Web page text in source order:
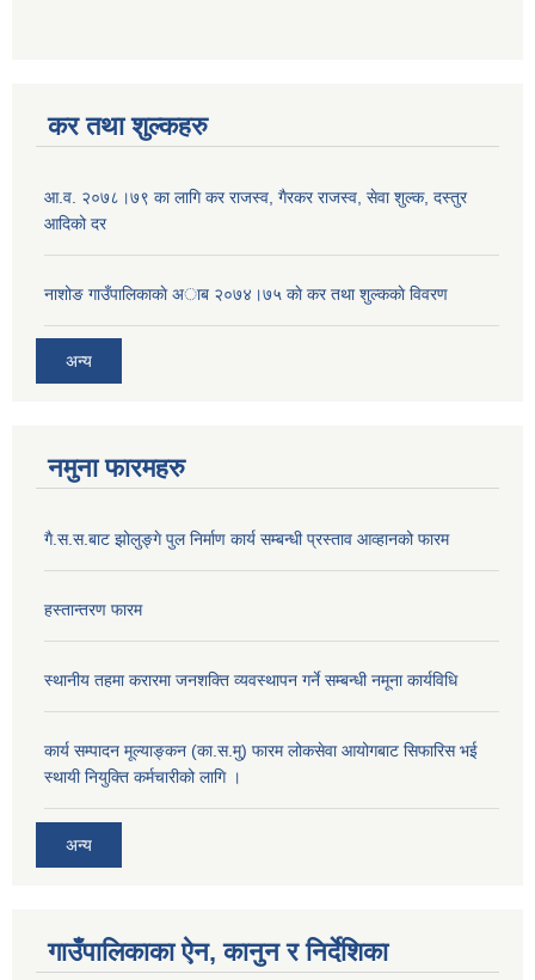
कर तथा शुल्कहरु
आ‍.व. २०७८।७९ का लागि कर राजस्व, गैरकर राजस्व, सेवा शुल्क, दस्तुर
आदिको दर
नाशोङ गाउँपालिकाकाे अा‍ब‍ २०७४।७५ काे कर तथा शुल्ककाे विवरण
अन्य
नमुना फारमहरु
गै.स.स.बाट झोलुङ्गे पुल निर्माण कार्य सम्बन्धी प्रस्ताव आव्हानको फारम
हस्तान्तरण फारम
स्थानीय तहमा करारमा जनशक्ति व्यवस्थापन गर्ने सम्बन्धी नमूना कार्यविधि
कार्य सम्पादन मूल्याङ्कन (का.स.मु) फारम लोकसेवा आयोगबाट सिफारिस भई
स्थायी नियुक्ति कर्मचारीको लागि ।
अन्य
गाउँपालिकाका ऐन, कानुन र निर्देशिका